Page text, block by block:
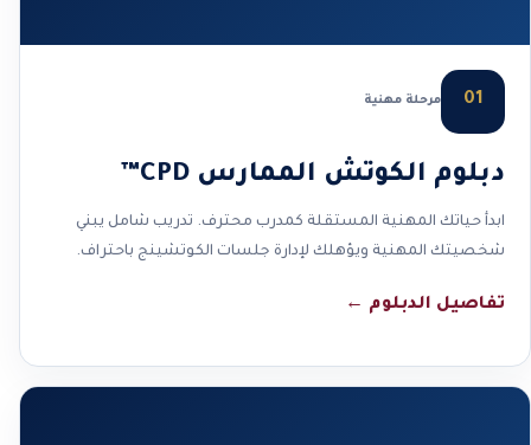
01 مرحلة مهنية
دبلوم الكوتش الممارس CPD™
ابدأ حياتك المهنية المستقلة كمدرب محترف. تدريب شامل يبني
شخصيتك المهنية ويؤهلك لإدارة جلسات الكوتشينج باحتراف.
تفاصيل الدبلوم ←